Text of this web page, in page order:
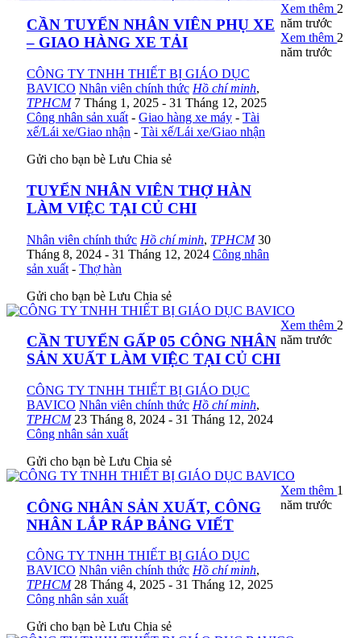
CẦN TUYỂN NHÂN VIÊN PHỤ XE
– GIAO HÀNG XE TẢI
CÔNG TY TNHH THIẾT BỊ GIÁO DỤC
BAVICO Nhân viên chính thức Hồ chí minh,
TPHCM 7 Tháng 1, 2025 - 31 Tháng 12, 2025
Công nhân sản xuất - Giao hàng xe máy - Tài
xế/Lái xe/Giao nhận - Tài xế/Lái xe/Giao nhận
Gửi cho bạn bè Lưu Chia sẻ
Xem thêm 2
năm trước
TUYỂN NHÂN VIÊN THỢ HÀN
LÀM VIỆC TẠI CỦ CHI
Nhân viên chính thức Hồ chí minh, TPHCM 30
Tháng 8, 2024 - 31 Tháng 12, 2024 Công nhân
sản xuất - Thợ hàn
Gửi cho bạn bè Lưu Chia sẻ
Xem thêm 2
năm trước
CẦN TUYỂN GẤP 05 CÔNG NHÂN
SẢN XUẤT LÀM VIỆC TẠI CỦ CHI
CÔNG TY TNHH THIẾT BỊ GIÁO DỤC
BAVICO Nhân viên chính thức Hồ chí minh,
TPHCM 23 Tháng 8, 2024 - 31 Tháng 12, 2024
Công nhân sản xuất
Gửi cho bạn bè Lưu Chia sẻ
Xem thêm 2
năm trước
CÔNG NHÂN SẢN XUẤT, CÔNG
NHÂN LẮP RÁP BẢNG VIẾT
CÔNG TY TNHH THIẾT BỊ GIÁO DỤC
BAVICO Nhân viên chính thức Hồ chí minh,
TPHCM 28 Tháng 4, 2025 - 31 Tháng 12, 2025
Công nhân sản xuất
Gửi cho bạn bè Lưu Chia sẻ
Xem thêm 1
năm trước